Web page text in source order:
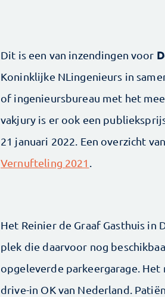
Dit is een van inzendingen voor
Koninklijke NLingenieurs in
of ingenieursbureau met het
vakjury is er ook een
21 januari 2022. Een overzicht
Vernufteling 2021
Het Reinier de Graaf Gasthuis
plek die daarvoor nog
opgeleverde parkeergarage.
drive-in OK van Nederland.